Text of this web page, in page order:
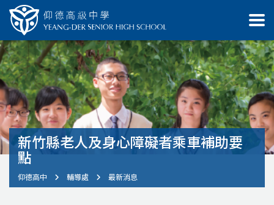
新竹縣老人及身心障礙者乘車補助要
點
仰德高中 輔導處 最新消息